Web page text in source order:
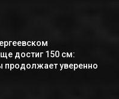
достиг 150 см:
продолжает уверенно